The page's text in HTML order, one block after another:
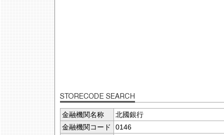
金融機関名称
北國銀行
金融機関コード
0146